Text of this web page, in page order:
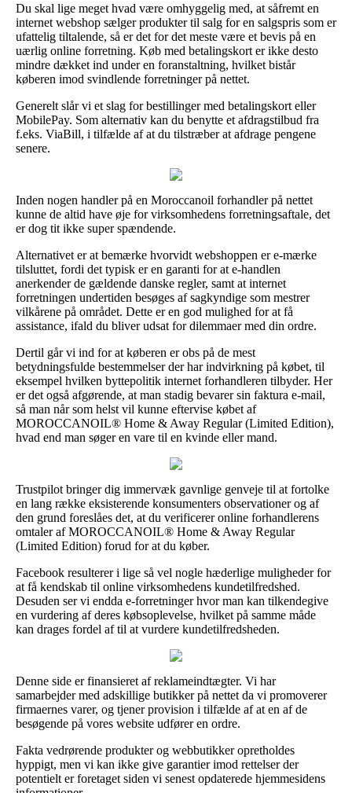
Du skal lige meget hvad være omhyggelig med, at såfremt en
internet webshop sælger produkter til salg for en salgspris som er
ufattelig tiltalende, så er det for det meste være et bevis på en
uærlig online forretning. Køb med betalingskort er ikke desto
mindre dækket ind under en foranstaltning, hvilket bistår
køberen imod svindlende forretninger på nettet.
Generelt slår vi et slag for bestillinger med betalingskort eller
MobilePay. Som alternativ kan du benytte et afdragstilbud fra
f.eks. ViaBill, i tilfælde af at du tilstræber at afdrage pengene
senere.
Inden nogen handler på en Moroccanoil forhandler på nettet
kunne de altid have øje for virksomhedens forretningsaftale, det
er dog tit ikke super spændende.
Alternativet er at bemærke hvorvidt webshoppen er e-mærke
tilsluttet, fordi det typisk er en garanti for at e-handlen
anerkender de gældende danske regler, samt at internet
forretningen undertiden besøges af sagkyndige som mestrer
vilkårene på området. Dette er en god mulighed for at få
assistance, ifald du bliver udsat for dilemmaer med din ordre.
Dertil går vi ind for at køberen er obs på de mest
betydningsfulde bestemmelser der har indvirkning på købet, til
eksempel hvilken byttepolitik internet forhandleren tilbyder. Her
er det også afgørende, at man stadig bevarer sin faktura e-mail,
så man når som helst vil kunne eftervise købet af
MOROCCANOIL® Home & Away Regular (Limited Edition),
hvad end man søger en vare til en kvinde eller mand.
Trustpilot bringer dig immervæk gavnlige genveje til at fortolke
en lang række eksisterende konsumenters observationer og af
den grund foreslåes det, at du verificerer online forhandlerens
omtaler af MOROCCANOIL® Home & Away Regular
(Limited Edition) forud for at du køber.
Facebook resulterer i lige så vel nogle hæderlige muligheder for
at få kendskab til online virksomhedens kundetilfredshed.
Desuden ser vi endda e-forretninger hvor man kan tilkendegive
en vurdering af deres købsoplevelse, hvilket på samme måde
kan drages fordel af til at vurdere kundetilfredsheden.
Denne side er finansieret af reklameindtægter. Vi har
samarbejder med adskillige butikker på nettet da vi promoverer
firmaernes varer, og tjener provision i tilfælde af at en af de
besøgende på vores website udfører en ordre.
Fakta vedrørende produkter og webbutikker opretholdes
hyppigt, men vi kan ikke give garantier imod rettelser der
potentielt er foretaget siden vi senest opdaterede hjemmesidens